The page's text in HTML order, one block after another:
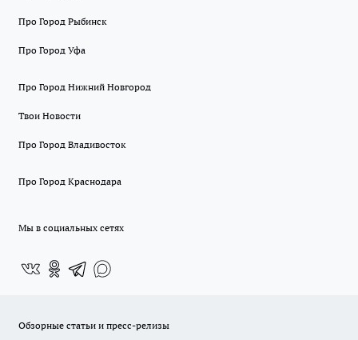
Про Город Рыбинск
Про Город Уфа
Про Город Нижний Новгород
Твои Новости
Про Город Владивосток
Про Город Краснодара
Мы в социальных сетях
Обзорные статьи и пресс-релизы